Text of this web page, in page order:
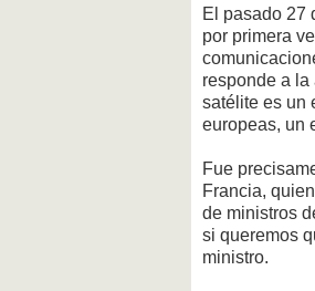
El pasado 27
por primera
responde a
satélite es un
europeas, un
Fue
Francia,
de ministros
si queremos
ministro.